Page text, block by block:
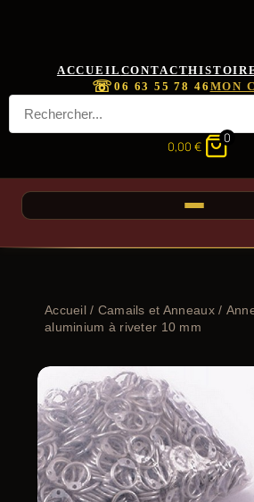
ACCUEIL CONTACT
☏06 63 55 78 46 MON
0,00 €
0
Accueil/ Camails et Anneaux/
aluminium à riveter 10 mm